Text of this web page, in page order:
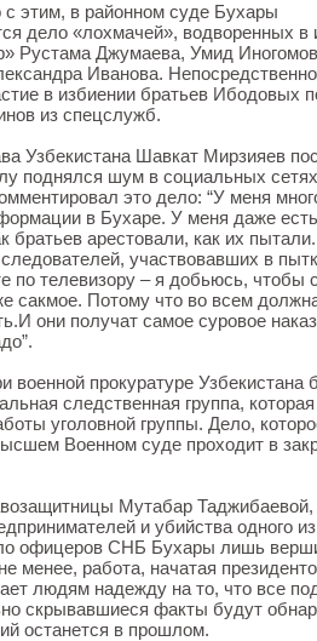
этим, в районном суде Бухары
дело «лохмачей», водворенных в
Рустама Джумаева, Умид
Иванова.
в избиении братьев Ибодовых
из спецслужб.
Узбекистана Шавкат Мирзияев
поднялся шум в социальных
это дело: “У меня
в Бухаре. У меня даже есть
братьев арестовали, как их
участвовавших в
по телевизору – я добьюсь, чтобы
сакмое. Потому что во всем
они получат самое суровое
военной прокуратуре Узбекистана
следственная группа,
уголовной группы. Дело,
Военном суде проходит в
Мутабар
и убийства одного
офицеров СНБ Бухары лишь
менее, работа, начатая
людям надежду на то, что все
скрывавшиеся факты будут
останется в прошлом.